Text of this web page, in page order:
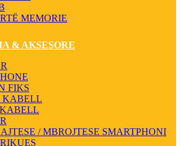
MEMORIE
& AKSESORE
FIKS
KABELL
/ MBROJTESE SMARTPHONI